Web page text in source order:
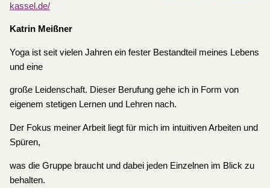
kassel.de/
Katrin Meißner
Yoga ist seit vielen Jahren ein fester Bestandteil meines Lebens
und eine
große Leidenschaft. Dieser Berufung gehe ich in Form von
eigenem stetigen Lernen und Lehren nach.
Der Fokus meiner Arbeit liegt für mich im intuitiven Arbeiten und
Spüren,
was die Gruppe braucht und dabei jeden Einzelnen im Blick zu
behalten.